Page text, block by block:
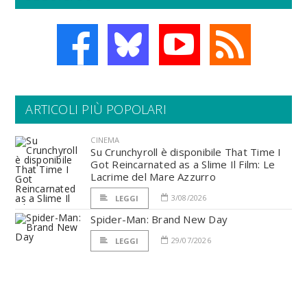
ARTICOLI PIÙ POPOLARI
CINEMA
Su Crunchyroll è disponibile That Time I
Got Reincarnated as a Slime Il Film: Le
Lacrime del Mare Azzurro
LEGGI 3/08/2026
Spider-Man: Brand New Day
LEGGI 29/07/2026